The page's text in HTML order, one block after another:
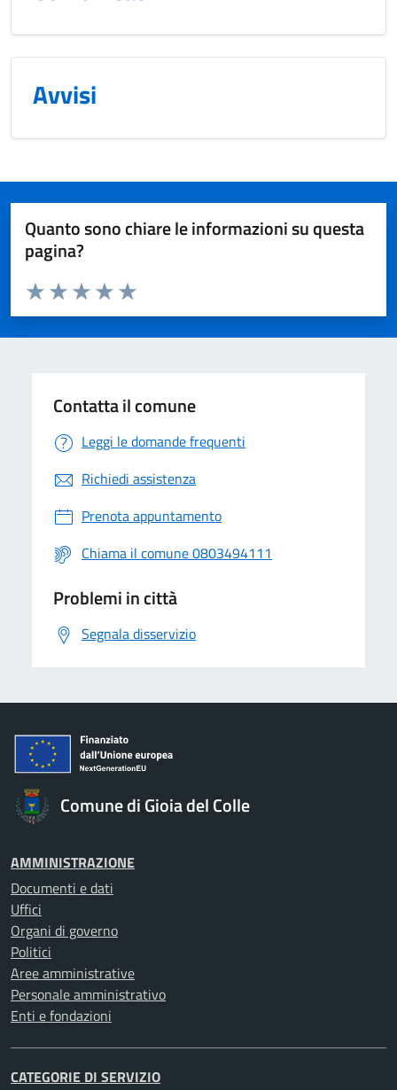
Avvisi
Quanto sono chiare le informazioni su questa
pagina?
Valuta da 1 a 5 stelle la pagina
Valuta 5 stelle su 5
Valuta 4 stelle su 5
Valuta 3 stelle su 5
Valuta 2 stelle su 5
Valuta 1 stelle su 5
Contatta il comune
Leggi le domande frequenti
Richiedi assistenza
Prenota appuntamento
Chiama il comune 0803494111
Problemi in città
Segnala disservizio
Comune di Gioia del Colle
AMMINISTRAZIONE
Documenti e dati
Uffici
Organi di governo
Politici
Aree amministrative
Personale amministrativo
Enti e fondazioni
CATEGORIE DI SERVIZIO